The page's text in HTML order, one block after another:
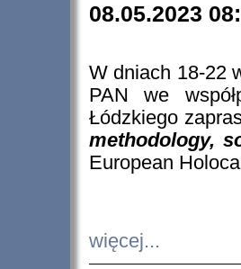
08.05.2023
W dniach 18-22
PAN we
Łódzkiego
methodology,
European
więcej...